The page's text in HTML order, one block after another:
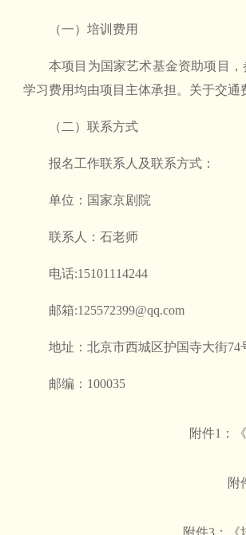
（一）培训费用
本项目为国家艺术基金资助项目
学习费用均由项目主体承担。关于交
（二）联系方式
报名工作联系人及联系方式：
单位：国家京剧院
联系人：石老师
电话:15101114244
邮箱:125572399@qq.com
地址：北京市西城区护国寺大街74
邮编：100035
附件1：
附
附件3：《